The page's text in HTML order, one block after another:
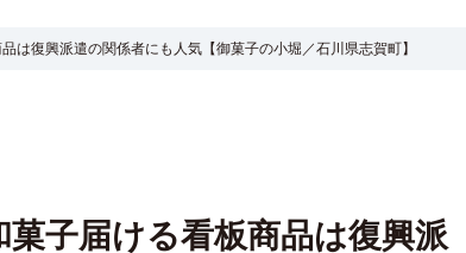
は復興派遣の関係者にも人気【御菓子の小堀／石川県志賀町】
子届ける看板商品は復興派